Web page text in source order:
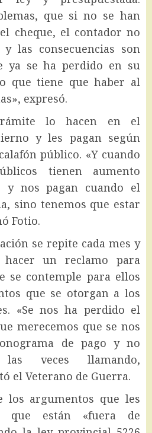
que si no se han
cheque, el contador no
las consecuencias son
ya se ha perdido en su
que tiene que haber al
expresó.
lo hacen en el
y les pagan según
público. «Y cuando
tienen aumento
y nos pagan cuando el
sino tenemos que estar
Fotio.
se repite cada mes y
un reclamo para
se contemple para ellos
que se otorgan a los
«Se nos ha perdido el
merecemos que se nos
de pago y no
veces llamando,
el Veterano de Guerra.
los argumentos que les
que están «fuera de